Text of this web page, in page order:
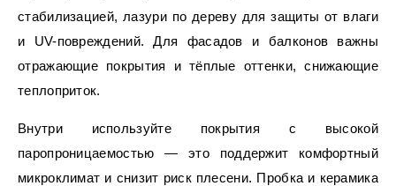
стабилизацией, лазури по дереву для защиты от влаги
и UV-повреждений. Для фасадов и балконов важны
отражающие покрытия и тёплые оттенки, снижающие
теплоприток.
Внутри используйте покрытия с высокой
паропроницаемостью — это поддержит комфортный
микроклимат и снизит риск плесени. Пробка и керамика